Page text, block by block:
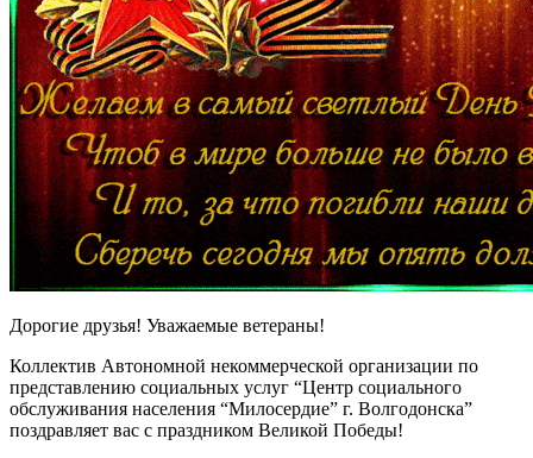
Дорогие друзья! Уважаемые ветераны!
Коллектив Автономной некоммерческой организации по
представлению социальных услуг “Центр социального
обслуживания населения “Милосердие” г. Волгодонска”
поздравляет вас с праздником Великой Победы!